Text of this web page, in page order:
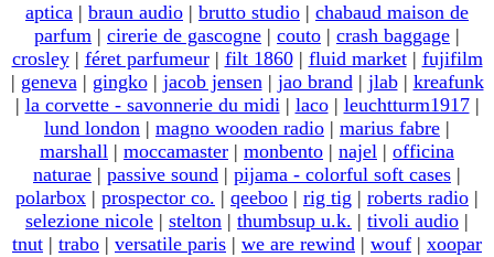
aptica | braun audio | brutto studio | chabaud maison de
parfum | cirerie de gascogne | couto | crash baggage |
crosley| féret parfumeur| filt 1860| fluid market| fujifilm
| geneva| gingko| jacob jensen| jao brand| jlab| kreafunk
| la corvette - savonnerie du midi| laco| leuchtturm1917|
lund london | magno wooden radio | marius fabre |
marshall | moccamaster | monbento | najel | officina
naturae | passive sound | pijama - colorful soft cases |
polarbox | prospector co. | qeeboo | rig tig | roberts radio |
selezione nicole | stelton | thumbsup u.k. | tivoli audio |
tnut | trabo | versatile paris | we are rewind | wouf | xoopar